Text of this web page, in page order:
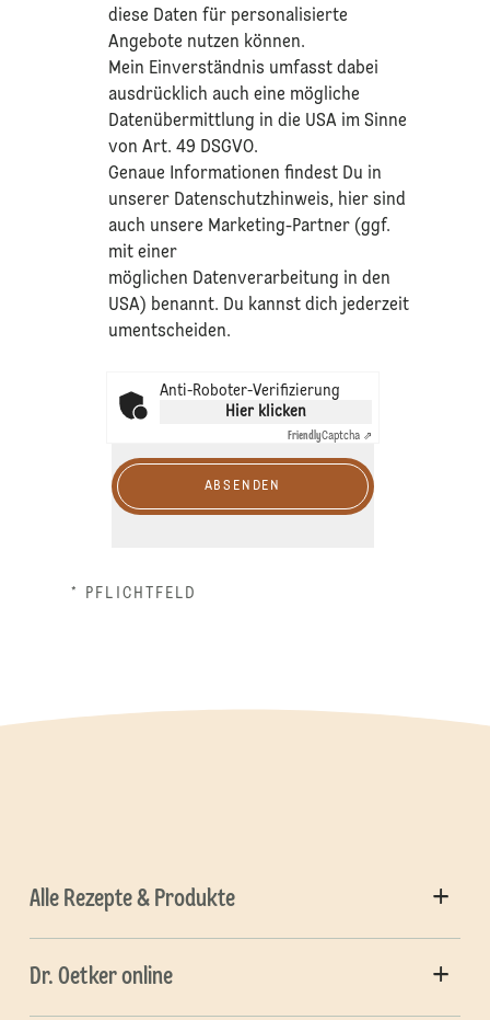
diese Daten für personalisierte
Angebote nutzen können.
Mein Einverständnis umfasst dabei
ausdrücklich auch eine mögliche
Datenübermittlung in die USA im Sinne
von Art. 49 DSGVO.​
​Genaue Informationen findest Du in
unserer Datenschutzhinweis, hier sind
auch unsere Marketing-Partner (ggf.
mit einer
möglichen Datenverarbeitung in den
USA) benannt. Du kannst dich jederzeit
umentscheiden.
Anti-Roboter-Verifizierung
Hier klicken
FriendlyCaptcha ⇗
ABSENDEN
* PFLICHTFELD
Alle Rezepte & Produkte
Dr. Oetker online